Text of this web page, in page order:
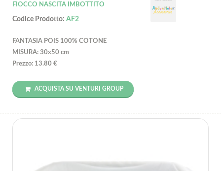
FIOCCO NASCITA IMBOTTITO
Codice Prodotto: AF2
FANTASIA POIS 100% COTONE
MISURA: 30x50 cm
Prezzo: 13.80 €
ACQUISTA SU VENTURI GROUP